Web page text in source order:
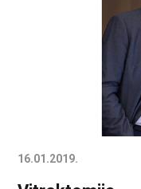
16.01.2019.